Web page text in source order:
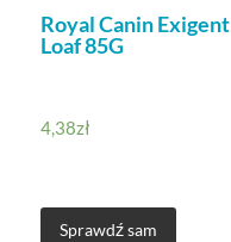
Royal Canin Exigent
Loaf 85G
4,38zł
Sprawdź sam